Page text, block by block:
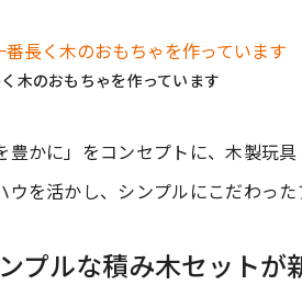
木のおもちゃを作っています
豊かに」をコンセプトに、木製玩
を活かし、シンプルにこだわった
プルな積み木セットが